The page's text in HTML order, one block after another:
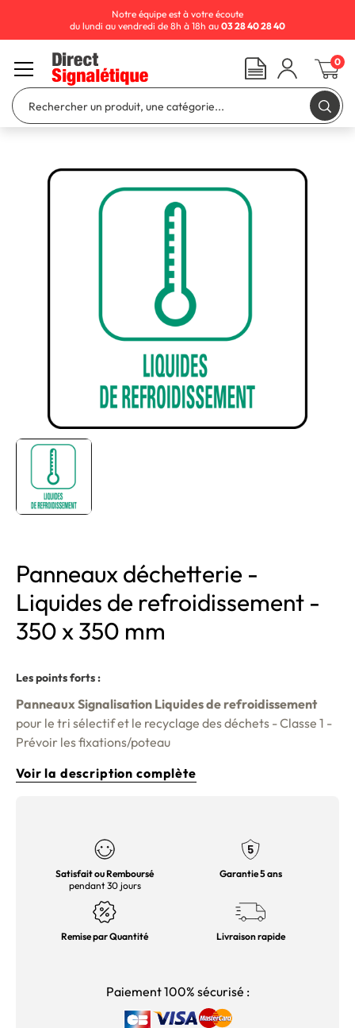
Panneaux déchetterie -
Liquides de refroidissement -
350 x 350 mm
Les points forts :
Panneaux Signalisation Liquides de refroidissement
pour le tri sélectif et le recyclage des déchets - Classe 1 -
Prévoir les fixations/poteau
Voir la description complète
Satisfait ou Remboursé
pendant 30 jours
Garantie 5 ans
Remise par Quantité Livraison rapide
Paiement 100% sécurisé :
Notre équipe est à votre écoute
du lundi au vendredi de 8h à 18h au 03 28 40 28 40
0